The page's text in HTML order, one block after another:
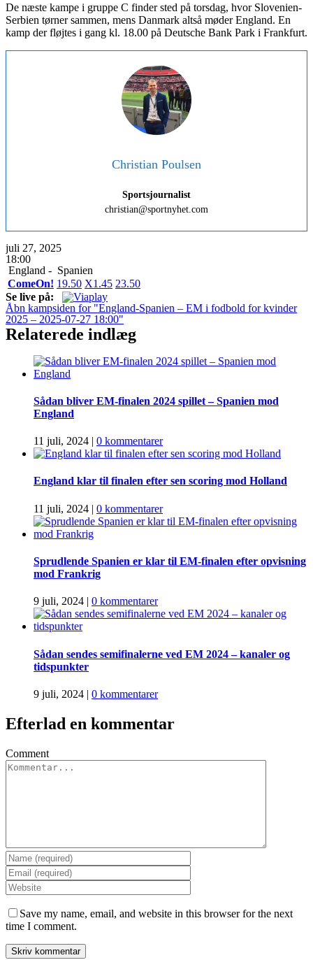
De næste kampe i gruppe C finder sted på torsdag, hvor Slovenien-
Serbien tørner sammen, mens Danmark altså møder England. En
kamp der fløjtes i gang kl. 18.00 på Deutsche Bank Park i Frankfurt.
Christian Poulsen
Sportsjournalist
christian@sportnyhet.com
juli 27, 2025
18:00
England - Spanien
ComeOn! 19.50 X1.45 23.50
Se live på:
Åbn kampsiden for "England-Spanien – EM i fodbold for kvinder
2025 – 2025-07-27 18:00"
Relaterede indlæg
Sådan bliver EM-finalen 2024 spillet – Spanien mod
England
11 juli, 2024 | 0 kommentarer
England klar til finalen efter sen scoring mod Holland
11 juli, 2024 | 0 kommentarer
Sprudlende Spanien er klar til EM-finalen efter opvisning
mod Frankrig
9 juli, 2024 | 0 kommentarer
Sådan sendes semifinalerne ved EM 2024 – kanaler og
tidspunkter
9 juli, 2024 | 0 kommentarer
Efterlad en kommentar
Comment
Save my name, email, and website in this browser for the next
time I comment.